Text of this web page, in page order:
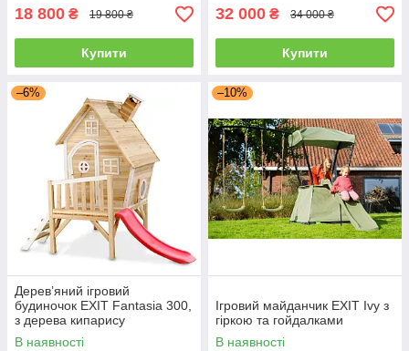
18 800 ₴ 19 800 ₴
Купити
32 000 ₴ 34 000 ₴
Купити
–6%
Дерев’яний ігровий
будиночок EXIT Fantasia 300,
з дерева кипарису
В наявності
–10%
Ігровий майданчик EXIT Ivy з
гіркою та гойдалками
В наявності